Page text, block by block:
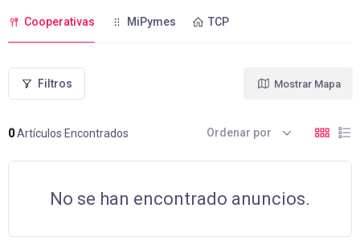
Cooperativas MiPymes TCP
Filtros
0Artículos Encontrados
Mostrar Mapa
Ordenar por
No se han encontrado anuncios.